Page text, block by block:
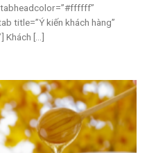
title=”Ý kiến khách hàng”
Khách [...]